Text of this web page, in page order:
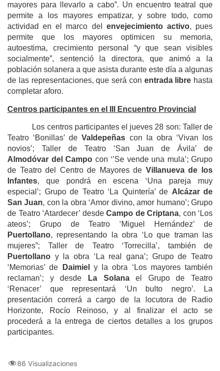
mayores para llevarlo a cabo”. Un encuentro teatral que
permite a los mayores empatizar, y sobre todo, como
actividad en el marco del envejecimiento activo, pues
permite que los mayores optimicen su memoria,
autoestima, crecimiento personal “y que sean visibles
socialmente”, sentenció la directora, que animó a la
población solanera a que asista durante este día a algunas
de las representaciones, que será con entrada libre hasta
completar aforo.
Centros participantes en el III Encuentro Provincial
Los centros participantes el jueves 28 son: Taller de
Teatro ‘Bonillas’ deValdepeñas con la obra ‘Vivan los
novios’; Taller de Teatro ‘San Juan de Ávila’ de
Almodóvar del Campo con ‘’Se vende una mula’; Grupo
de Teatro del Centro de Mayores de Villanueva de los
Infantes, que pondrá en escena ‘Una pareja muy
especial’; Grupo de Teatro ‘La Quintería’ de Alcázar de
San Juan, con la obra ‘Amor divino, amor humano’; Grupo
de Teatro ‘Atardecer’ desde Campo de Criptana, con ‘Los
ateos’; Grupo de Teatro ‘Miguel Hernández’ de
Puertollano, representando la obra ‘Lo que traman las
mujeres”; Taller de Teatro ‘Torrecilla’, también de
Puertollano y la obra ‘La real gana’; Grupo de Teatro
‘Memorias’ de
Daimiel
y la obra ‘Los mayores también
reclaman’; y desde
La Solanael Grupo de Teatro
‘Renacer’ que representará ‘Un bulto negro’. La
presentación correrá a cargo de la locutora de Radio
Horizonte, Rocío Reinoso, y al finalizar el acto se
procederá a la entrega de ciertos detalles a los grupos
participantes.
86 Visualizaciones